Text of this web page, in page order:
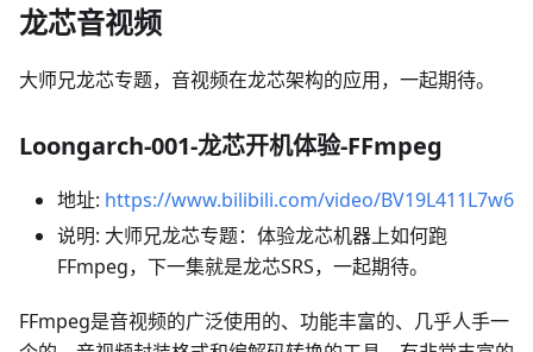
龙芯音视频
大师兄龙芯专题，音视频在龙芯架构的应用，一起期待。
Loongarch-001-龙芯开机体验-FFmpeg
地址: https://www.bilibili.com/video/BV19L411L7w6
说明: 大师兄龙芯专题：体验龙芯机器上如何跑
FFmpeg，下一集就是龙芯SRS，一起期待。
FFmpeg是音视频的广泛使用的、功能丰富的、几乎人手一